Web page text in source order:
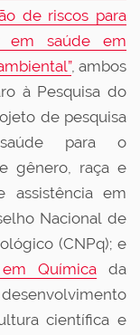
de riscos para
em saúde em
”, ambos
à Pesquisa do
de pesquisa
para o
gênero, raça e
assistência em
Nacional de
(CNPq); e
Química da
desenvolvimento
científica e